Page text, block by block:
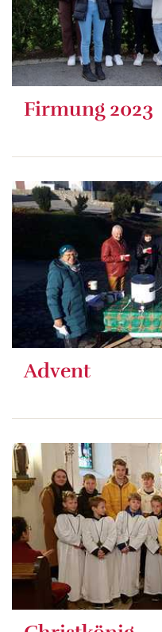
Firmung 2023
Advent